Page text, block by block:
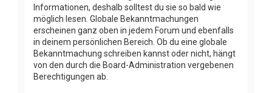
Informationen, deshalb solltest du sie so bald wie
möglich lesen. Globale Bekanntmachungen
erscheinen ganz oben in jedem Forum und ebenfalls
in deinem persönlichen Bereich. Ob du eine globale
Bekanntmachung schreiben kannst oder nicht, hängt
von den durch die Board-Administration vergebenen
Berechtigungen ab.